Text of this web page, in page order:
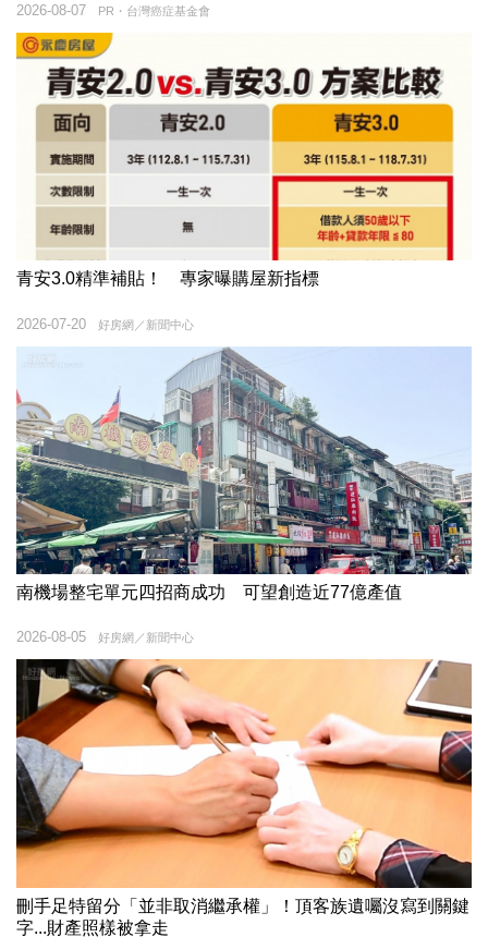
PR・台灣癌症基金會
2026-08-07
青安3.0精準補貼！ 專家曝購屋新指標
好房網／新聞中心
2026-07-20
南機場整宅單元四招商成功 可望創造近77億產值
好房網／新聞中心
2026-08-05
刪手足特留分「並非取消繼承權」！頂客族遺囑沒寫到關鍵
字...財產照樣被拿走